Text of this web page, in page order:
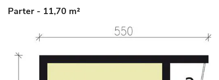
Parter - 11,70 m²